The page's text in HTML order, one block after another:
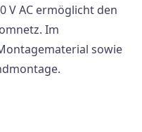
V AC ermöglicht den
Im
sowie